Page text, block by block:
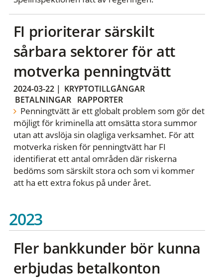
FI prioriterar särskilt
sårbara sektorer för att
motverka penningtvätt
2024-03-22| KRYPTOTILLGÅNGAR
BETALNINGAR
RAPPORTER
Penningtvätt är ett globalt problem som gör det
möjligt för kriminella att omsätta stora summor
utan att avslöja sin olagliga verksamhet. För att
motverka risken för penningtvätt har FI
identifierat ett antal områden där riskerna
bedöms som särskilt stora och som vi kommer
att ha ett extra fokus på under året.
2023
Fler bankkunder bör kunna
erbjudas betalkonton